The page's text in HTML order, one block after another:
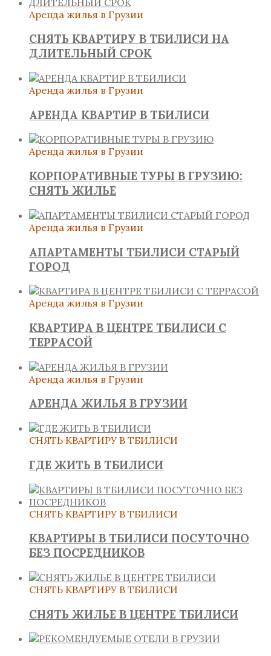
Аренда жилья в Грузии
СНЯТЬ КВАРТИРУ В ТБИЛИСИ НА
ДЛИТЕЛЬНЫЙ СРОК
Аренда жилья в Грузии
АРЕНДА КВАРТИР В ТБИЛИСИ
Аренда жилья в Грузии
КОРПОРАТИВНЫЕ ТУРЫ В ГРУЗИЮ:
СНЯТЬ ЖИЛЬЕ
Аренда жилья в Грузии
АПАРТАМЕНТЫ ТБИЛИСИ СТАРЫЙ
ГОРОД
Аренда жилья в Грузии
КВАРТИРА В ЦЕНТРЕ ТБИЛИСИ С
ТЕРРАСОЙ
Аренда жилья в Грузии
АРЕНДА ЖИЛЬЯ В ГРУЗИИ
СНЯТЬ КВАРТИРУ В ТБИЛИСИ
ГДЕ ЖИТЬ В ТБИЛИСИ
СНЯТЬ КВАРТИРУ В ТБИЛИСИ
КВАРТИРЫ В ТБИЛИСИ ПОСУТОЧНО
БЕЗ ПОСРЕДНИКОВ
СНЯТЬ КВАРТИРУ В ТБИЛИСИ
СНЯТЬ ЖИЛЬЕ В ЦЕНТРЕ ТБИЛИСИ